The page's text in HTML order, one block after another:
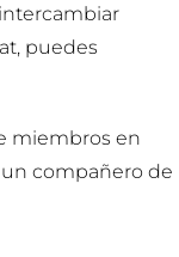
puedes
miembros en
compañero de